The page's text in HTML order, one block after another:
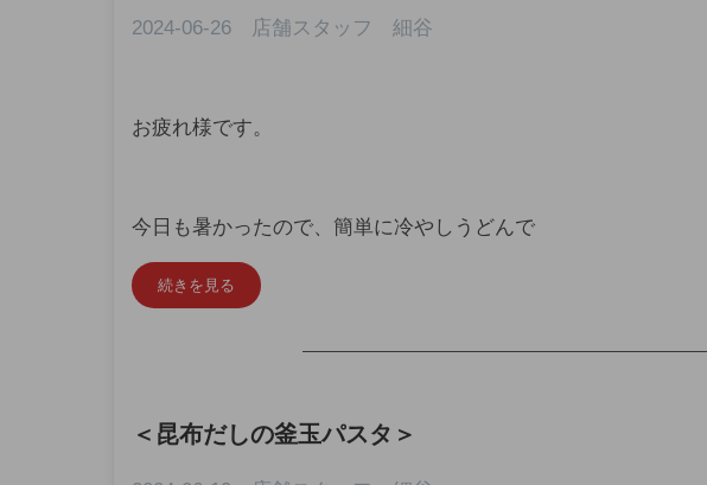
2024-06-26 店舗スタッフ 細谷
お疲れ様です。
今日も暑かったので、簡単に冷やしうどんで
続きを見る
＜ 昆布だしの釜玉パスタ ＞